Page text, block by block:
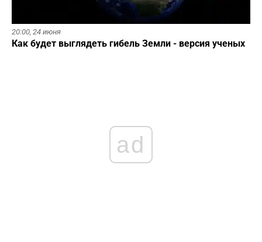
20:00, 24 июня
Как будет выглядеть гибель Земли - версия ученых
ad